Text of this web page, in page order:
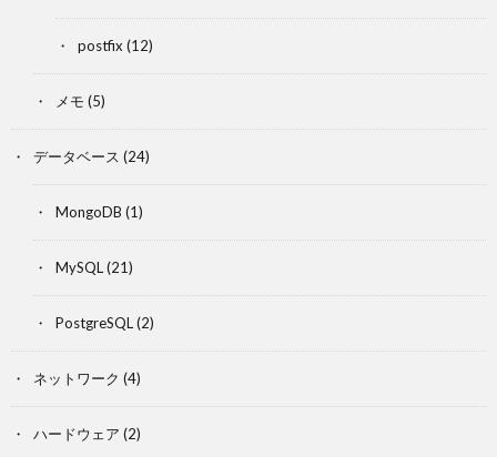
postfix (12)
メモ (5)
データベース (24)
MongoDB (1)
MySQL(21)
PostgreSQL(2)
ネットワーク (4)
ハードウェア (2)